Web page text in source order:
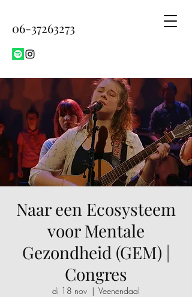
06-37263273
Naar een Ecosysteem
voor Mentale
Gezondheid (GEM) |
Congres
di 18 nov
  |
Veenendaal